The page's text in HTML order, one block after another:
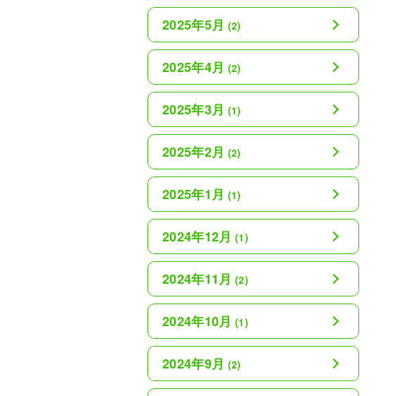
2025年5月 (2)
2025年4月 (2)
2025年3月 (1)
2025年2月 (2)
2025年1月 (1)
2024年12月 (1)
2024年11月 (2)
2024年10月 (1)
2024年9月 (2)